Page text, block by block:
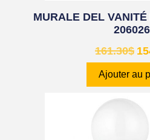
MURALE DEL
161.30$
Ajouter au